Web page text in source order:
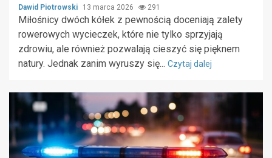
Dawid Piotrowski 13 marca 2026 291
Miłośnicy dwóch kółek z pewnością doceniają zalety
rowerowych wycieczek, które nie tylko sprzyjają
zdrowiu, ale również pozwalają cieszyć się pięknem
natury. Jednak zanim wyruszy się... Czytaj dalej